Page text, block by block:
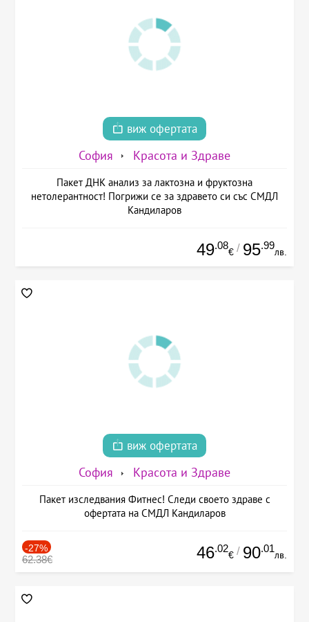
виж офертата
София Красота и Здраве
Пакет ДНК анализ за лактозна и фруктозна
нетолерантност! Погрижи се за здравето си със СМДЛ
Кандиларов
49.08
€ / 95.99
лв.
виж офертата
София Красота и Здраве
Пакет изследвания Фитнес! Следи своето здраве с
офертата на СМДЛ Кандиларов
-27%
62.38€ 46.02
€ / 90.01
лв.